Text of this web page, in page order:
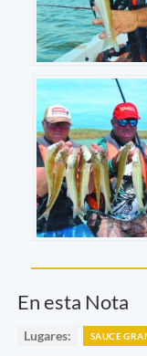
En esta Nota
Lugares: SAUCE